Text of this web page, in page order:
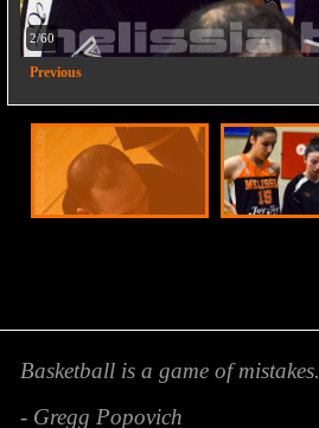
2/60
Previous
Basketball is a game of mistakes.
- Gregg Popovich